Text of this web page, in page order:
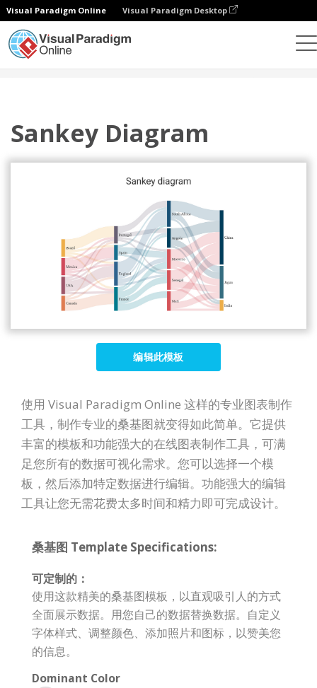
Visual Paradigm Online Visual Paradigm Desktop
Sankey Diagram
编辑此模板
使用 Visual Paradigm Online 这样的专业图表制作
工具，制作专业的桑基图就变得如此简单。它提供
丰富的模板和功能强大的在线图表制作工具，可满
足您所有的数据可视化需求。您可以选择一个模
板，然后添加特定数据进行编辑。功能强大的编辑
工具让您无需花费太多时间和精力即可完成设计。
桑基图 Template Specifications:
可定制的：
使用这款精美的桑基图模板，以直观吸引人的方式
全面展示数据。用您自己的数据替换数据。自定义
字体样式、调整颜色、添加照片和图标，以赞美您
的信息。
Dominant Color